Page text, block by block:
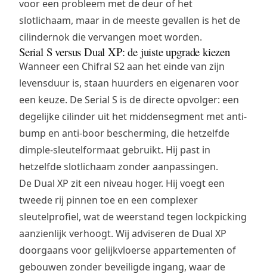
voor een probleem met de deur of het
slotlichaam, maar in de meeste gevallen is het de
cilindernok die vervangen moet worden.
Serial S versus Dual XP: de juiste upgrade kiezen
Wanneer een Chifral S2 aan het einde van zijn
levensduur is, staan huurders en eigenaren voor
een keuze. De Serial S is de directe opvolger: een
degelijke cilinder uit het middensegment met anti-
bump en anti-boor bescherming, die hetzelfde
dimple-sleutelformaat gebruikt. Hij past in
hetzelfde slotlichaam zonder aanpassingen.
De Dual XP zit een niveau hoger. Hij voegt een
tweede rij pinnen toe en een complexer
sleutelprofiel, wat de weerstand tegen lockpicking
aanzienlijk verhoogt. Wij adviseren de Dual XP
doorgaans voor gelijkvloerse appartementen of
gebouwen zonder beveiligde ingang, waar de